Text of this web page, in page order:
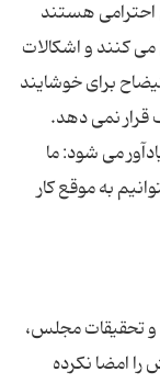
احترامی هستند
می کنند و اشکالات
برای خوشایند
می شود: ما
به موقع کار
تحقیقات مجلس،
را امضا نکرده